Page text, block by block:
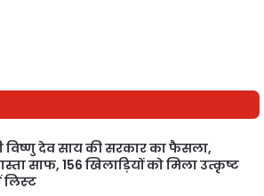
विष्णु देव साय की सरकार का फैसला,
साफ, 156 खिलाड़ियों को मिला उत्कृष्ट
लिस्‍ट